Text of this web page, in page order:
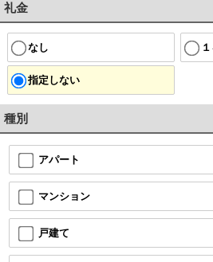
礼金
なし
指定しない
種別
アパート
マンション
戸建て